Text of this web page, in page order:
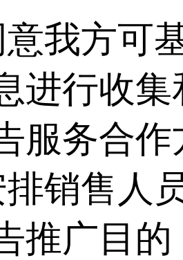
我方可
进行收
服务合
排销售
推广目